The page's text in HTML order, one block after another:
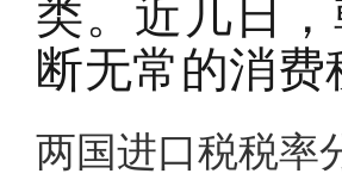
类。近几日
断无常的消
两国进口税税率